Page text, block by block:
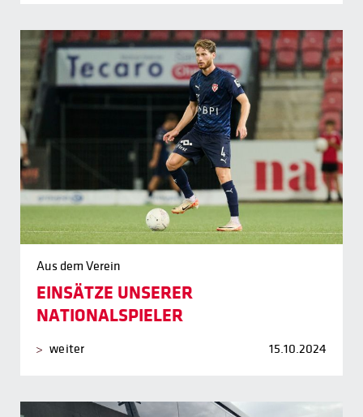
Aus dem Verein
EINSÄTZE UNSERER
NATIONALSPIELER
weiter 15.10.2024